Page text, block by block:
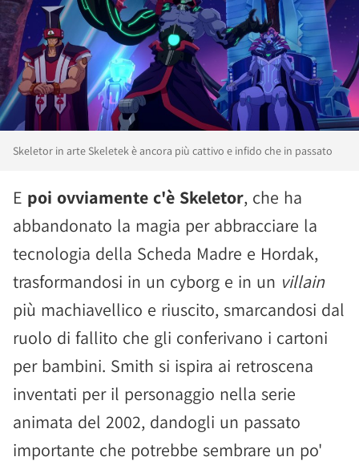
Skeletor in arte Skeletek è ancora più cattivo e infido che in passato
E poi ovviamente c'è Skeletor, che ha
abbandonato la magia per abbracciare la
tecnologia della Scheda Madre e Hordak,
trasformandosi in un cyborg e in un villain
più machiavellico e riuscito, smarcandosi dal
ruolo di fallito che gli conferivano i cartoni
per bambini. Smith si ispira ai retroscena
inventati per il personaggio nella serie
animata del 2002, dandogli un passato
importante che potrebbe sembrare un po'